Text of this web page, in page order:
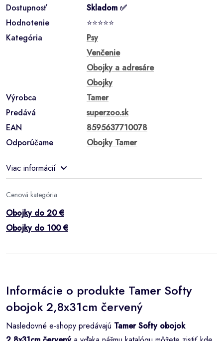
Dostupnosť
Skladom ✅
Hodnotenie
⭐⭐⭐⭐⭐
Kategória
Psy
Venčenie
Obojky a adresáre
Obojky
Výrobca
Tamer
Predává
superzoo.sk
EAN
8595637710078
Odporúčame
Obojky Tamer
Viac informácií
Cenová kategória:
Obojky do 20 €
Obojky do 100 €
Informácie o produkte Tamer Softy
obojok 2,8x31cm červený
Nasledovné e-shopy predávajú Tamer Softy obojok